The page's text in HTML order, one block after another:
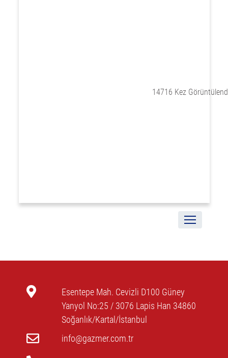
14716 Kez
Esentepe Mah. Cevizli D100 Güney
Yanyol No:25 / 3076 Lapis Han 34860
Soğanlık/Kartal/İstanbul
info@gazmer.com.tr